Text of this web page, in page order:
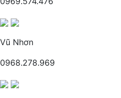
Vũ Nhơn
0968.278.969